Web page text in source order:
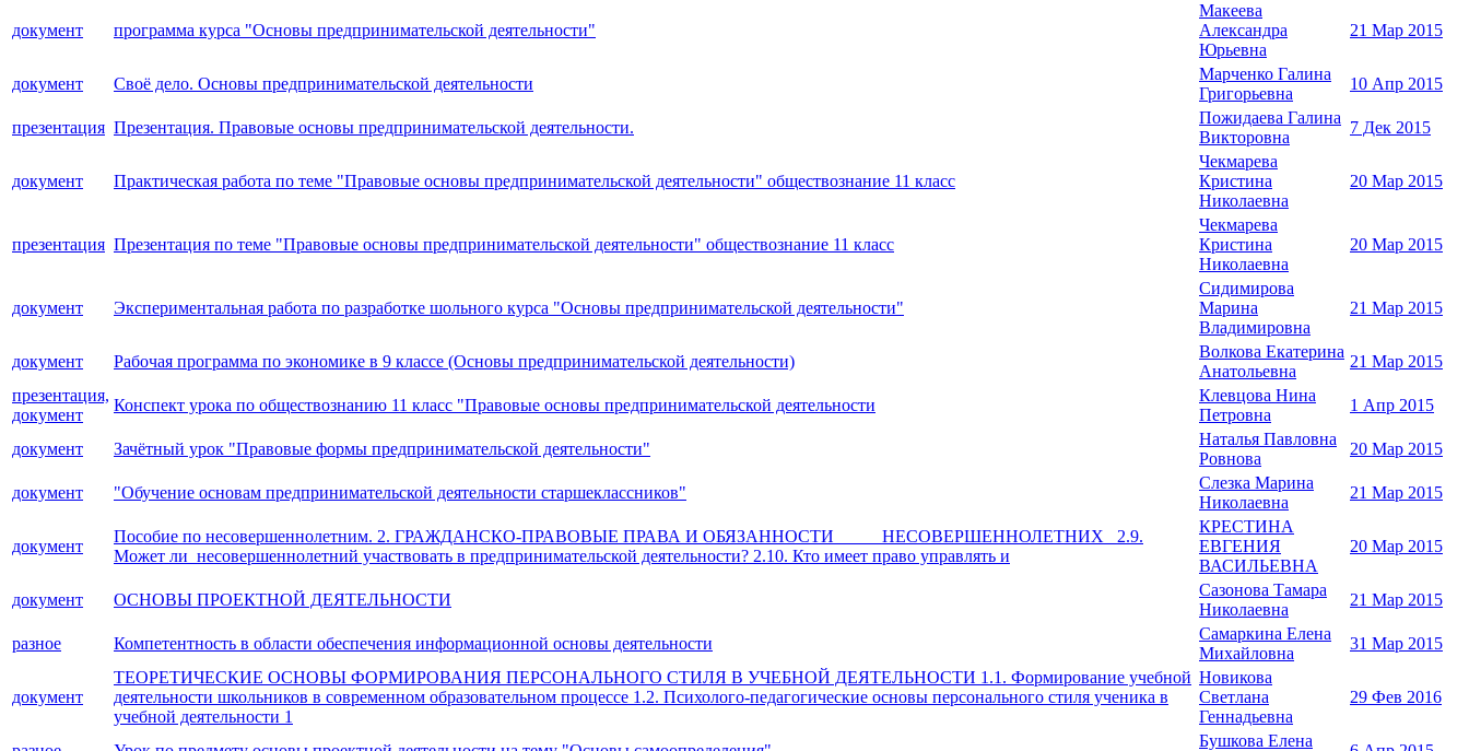
документ программа курса "Основы предпринимательской деятельности"
Макеева
Александра
Юрьевна
21 Мар 2015
документ Своё дело. Основы предпринимательской деятельности
Марченко Галина
Григорьевна
10 Апр 2015
презентация Презентация. Правовые основы предпринимательской деятельности.
Пожидаева Галина
Викторовна
7 Дек 2015
документ Практическая работа по теме "Правовые основы предпринимательской деятельности" обществознание 11 класс
Чекмарева
Кристина
Николаевна
20 Мар 2015
презентация Презентация по теме "Правовые основы предпринимательской деятельности" обществознание 11 класс
Чекмарева
Кристина
Николаевна
20 Мар 2015
документ Экспериментальная работа по разработке шольного курса "Основы предпринимательской деятельности"
Сидимирова
Марина
Владимировна
21 Мар 2015
документ Рабочая программа по экономике в 9 классе (Основы предпринимательской деятельности)
Волкова Екатерина
Анатольевна
21 Мар 2015
презентация,
документ
Конспект урока по обществознанию 11 класс "Правовые основы предпринимательской деятельности
Клевцова Нина
Петровна
1 Апр 2015
документ Зачётный урок "Правовые формы предпринимательской деятельности"
Наталья Павловна
Ровнова
20 Мар 2015
документ "Обучение основам предпринимательской деятельности старшеклассников"
Слезка Марина
Николаевна
21 Мар 2015
документ
Пособие по несовершеннолетним. 2. ГРАЖДАНСКО-ПРАВОВЫЕ ПРАВА И ОБЯЗАННОСТИ НЕСОВЕРШЕННОЛЕТНИХ 2.9.
Может ли несовершеннолетний участвовать в предпринимательской деятельности? 2.10. Кто имеет право управлять и
КРЕСТИНА
ЕВГЕНИЯ
ВАСИЛЬЕВНА
20 Мар 2015
документ ОСНОВЫ ПРОЕКТНОЙ ДЕЯТЕЛЬНОСТИ
Сазонова Тамара
Николаевна
21 Мар 2015
разное Компетентность в области обеспечения информационной основы деятельности
Самаркина Елена
Михайловна
31 Мар 2015
документ
ТЕОРЕТИЧЕСКИЕ ОСНОВЫ ФОРМИРОВАНИЯ ПЕРСОНАЛЬНОГО СТИЛЯ В УЧЕБНОЙ ДЕЯТЕЛЬНОСТИ 1.1. Формирование учебной
деятельности школьников в современном образовательном процессе 1.2. Психолого-педагогические основы персонального стиля ученика в
учебной деятельности 1
Новикова
Светлана
Геннадьевна
29 Фев 2016
Бушкова Елена